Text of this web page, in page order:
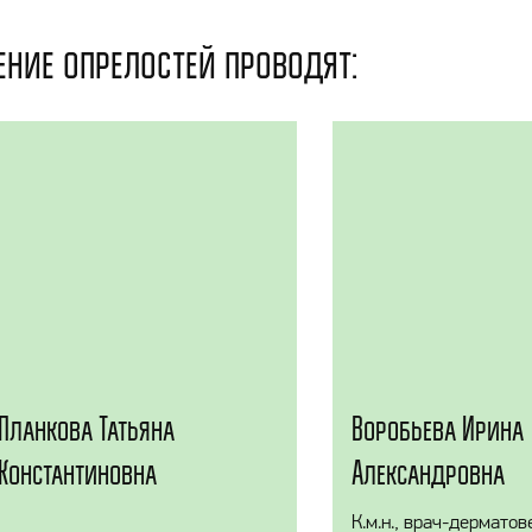
опрелостей проводят:
Татьяна
Воробьева Ирина
Александровна
К.м.н., врач-